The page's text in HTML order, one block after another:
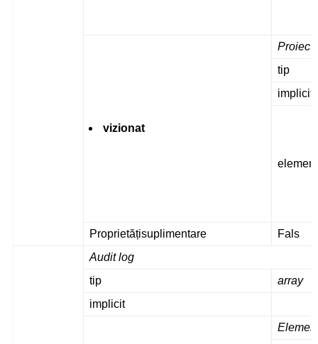
vizionat
tip
implicit
Proprietățisuplimentare Fals
Audit log
tip
array
implicit